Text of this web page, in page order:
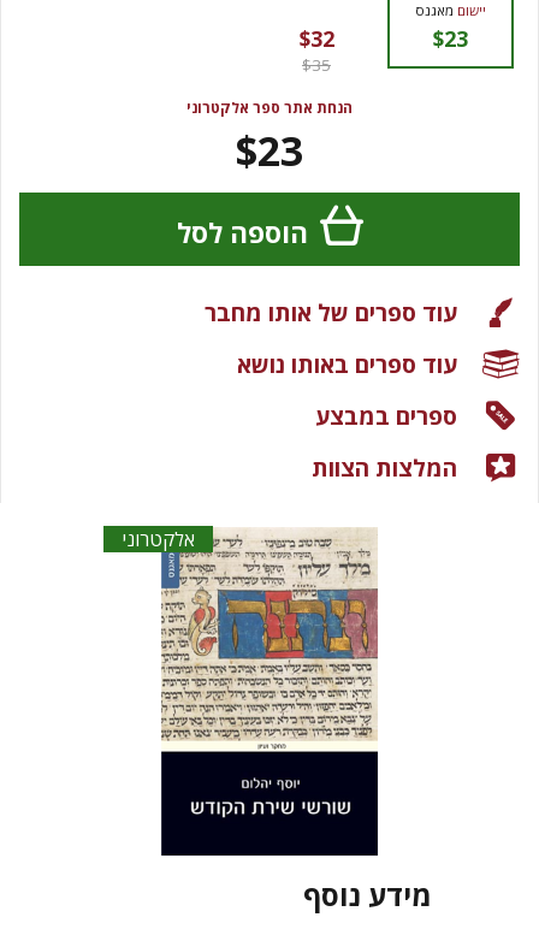
אלקטרוני
מידע נוסף
יישום מאגנס
$23
$32
$35
הנחת אתר ספר אלקטרוני
$23
הוספה לסל
עוד ספרים של אותו מחבר
עוד ספרים באותו נושא
ספרים במבצע
המלצות הצוות